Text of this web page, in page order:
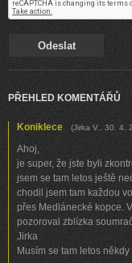
PŘEHLED KOMENTÁŘŮ
Koniklece (Jirka V. 30. 4.
Ahoj,
je super, že jste byli
jsem se tam letos ještě
chodil jsem tam každou
přes Medlánecké kopce.
pozoroval zblízka
Jirka
Musím se tam letos